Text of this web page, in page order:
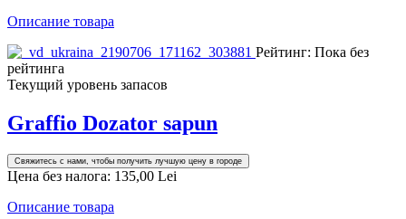
Описание товара
Рейтинг: Пока без
рейтинга
Текущий уровень запасов
Graffio Dozator sapun
Свяжитесь с нами, чтобы получить лучшую цену в городе
Цена без налога: 135,00 Lei
Описание товара